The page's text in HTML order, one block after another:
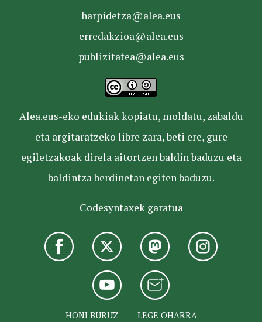
harpidetza@alea.eus
erredakzioa@alea.eus
publizitatea@alea.eus
Alea.eus-eko edukiak kopiatu, moldatu, zabaldu
eta argitaratzeko libre zara, beti ere, gure
egiletzakoak direla aitortzen baldin baduzu eta
baldintza berdinetan egiten baduzu.
Codesyntaxek garatua
HONI BURUZ
LEGE OHARRA